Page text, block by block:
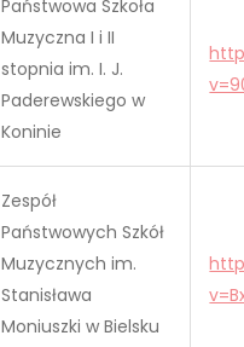
Państwowa Szkoła
Muzyczna I i II
stopnia im. I. J.
Paderewskiego w
Koninie
Zespół
Państwowych Szkół
Muzycznych im.
Stanisława
Moniuszki w Bielsku